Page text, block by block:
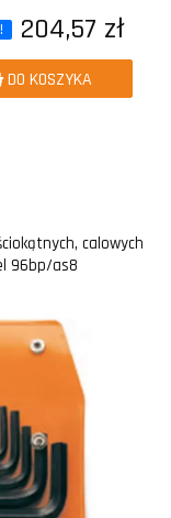
204,57 zł
DO KOSZYKA
calowych
96bp/as8